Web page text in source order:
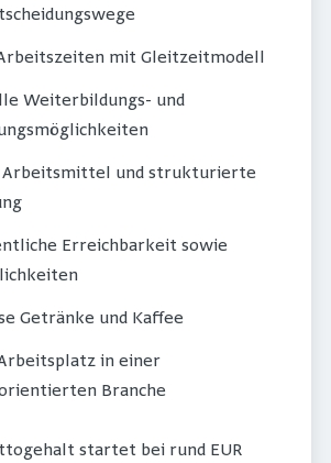
mit Gleitzeitmodell
Weiterbildungs- und
Arbeitsmittel und strukturierte
Erreichbarkeit sowie
Getränke und Kaffee
in einer
Branche
startet bei rund EUR